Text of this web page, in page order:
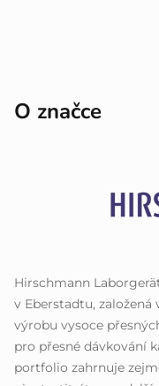
O značce
Hirschmann
v Eberstadtu, založená
výrobu vysoce
pro přesné dávkování
portfolio zahrnuje